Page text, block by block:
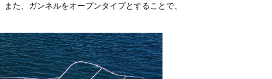
た、ガンネルをオープンタイプとすることで、